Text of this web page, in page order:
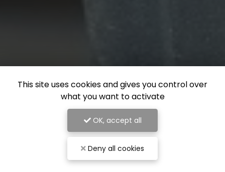
This site uses cookies and gives you control over
what you want to activate
OK, accept all
Deny all cookies